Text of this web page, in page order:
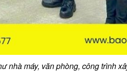
nhà máy, văn phòng, công trình